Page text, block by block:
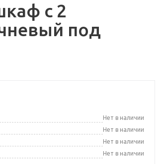
с 2
под
Нет в наличии
Нет в наличии
Нет в наличии
Нет в наличии